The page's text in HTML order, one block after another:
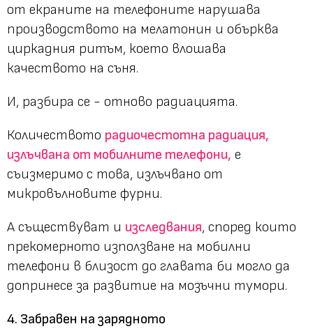
от екраните на телефоните нарушава
производството на мелатонин и обърква
циркадния ритъм, което влошава
качеството на съня.
И, разбира се - отново радиацията.
Количеството радиочестотна радиация,
излъчвана от мобилните телефони, е
съизмеримо с това, излъчвано от
микровълновите фурни.
А съществуват и изследвания, според които
прекомерното използване на мобилни
телефони в близост до главата би могло да
допринесе за развитие на мозъчни тумори.
4. Забравен на зарядното